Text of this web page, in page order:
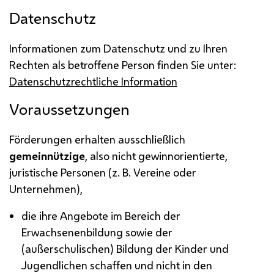
Datenschutz
Informationen zum Datenschutz und zu Ihren
Rechten als betroffene Person finden Sie unter:
Datenschutzrechtliche Information
Voraussetzungen
Förderungen erhalten ausschließlich
gemeinnützige, also nicht gewinnorientierte,
juristische Personen (z. B. Vereine oder
Unternehmen),
die ihre Angebote im Bereich der
Erwachsenenbildung sowie der
(außerschulischen) Bildung der Kinder und
Jugendlichen schaffen und nicht in den